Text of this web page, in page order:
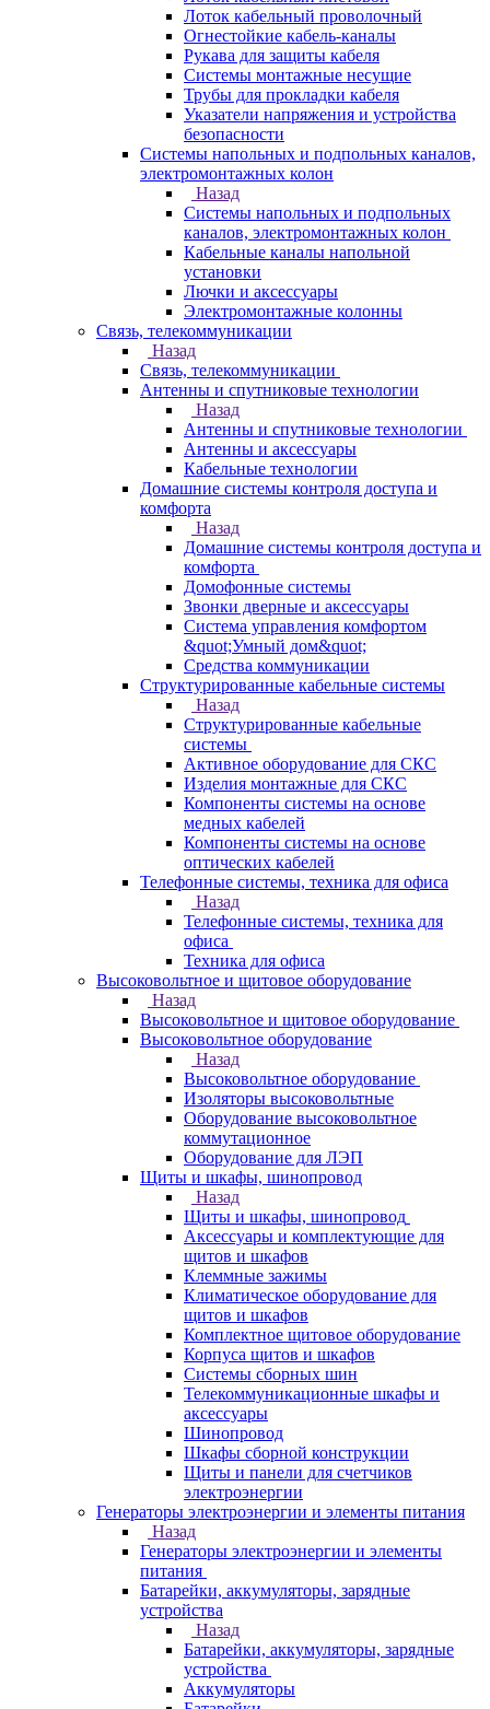
Лоток кабельный проволочный
Огнестойкие кабель-каналы
Рукава для защиты кабеля
Системы монтажные несущие
Трубы для прокладки кабеля
Указатели напряжения и устройства
безопасности
Системы напольных и подпольных каналов,
электромонтажных колон
Назад
Системы напольных и подпольных
каналов, электромонтажных колон
Кабельные каналы напольной
установки
Лючки и аксессуары
Электромонтажные колонны
Связь, телекоммуникации
Назад
Связь, телекоммуникации
Антенны и спутниковые технологии
Назад
Антенны и спутниковые технологии
Антенны и аксессуары
Кабельные технологии
Домашние системы контроля доступа и
комфорта
Назад
Домашние системы контроля доступа и
комфорта
Домофонные системы
Звонки дверные и аксессуары
Система управления комфортом
&quot;Умный дом&quot;
Средства коммуникации
Структурированные кабельные системы
Назад
Структурированные кабельные
системы
Активное оборудование для СКС
Изделия монтажные для СКС
Компоненты системы на основе
медных кабелей
Компоненты системы на основе
оптических кабелей
Телефонные системы, техника для офиса
Назад
Телефонные системы, техника для
офиса
Техника для офиса
Высоковольтное и щитовое оборудование
Назад
Высоковольтное и щитовое оборудование
Высоковольтное оборудование
Назад
Высоковольтное оборудование
Изоляторы высоковольтные
Оборудование высоковольтное
коммутационное
Оборудование для ЛЭП
Щиты и шкафы, шинопровод
Назад
Щиты и шкафы, шинопровод
Аксессуары и комплектующие для
щитов и шкафов
Клеммные зажимы
Климатическое оборудование для
щитов и шкафов
Комплектное щитовое оборудование
Корпуса щитов и шкафов
Системы сборных шин
Телекоммуникационные шкафы и
аксессуары
Шинопровод
Шкафы сборной конструкции
Щиты и панели для счетчиков
электроэнергии
Генераторы электроэнергии и элементы питания
Назад
Генераторы электроэнергии и элементы
питания
Батарейки, аккумуляторы, зарядные
устройства
Назад
Батарейки, аккумуляторы, зарядные
устройства
Аккумуляторы